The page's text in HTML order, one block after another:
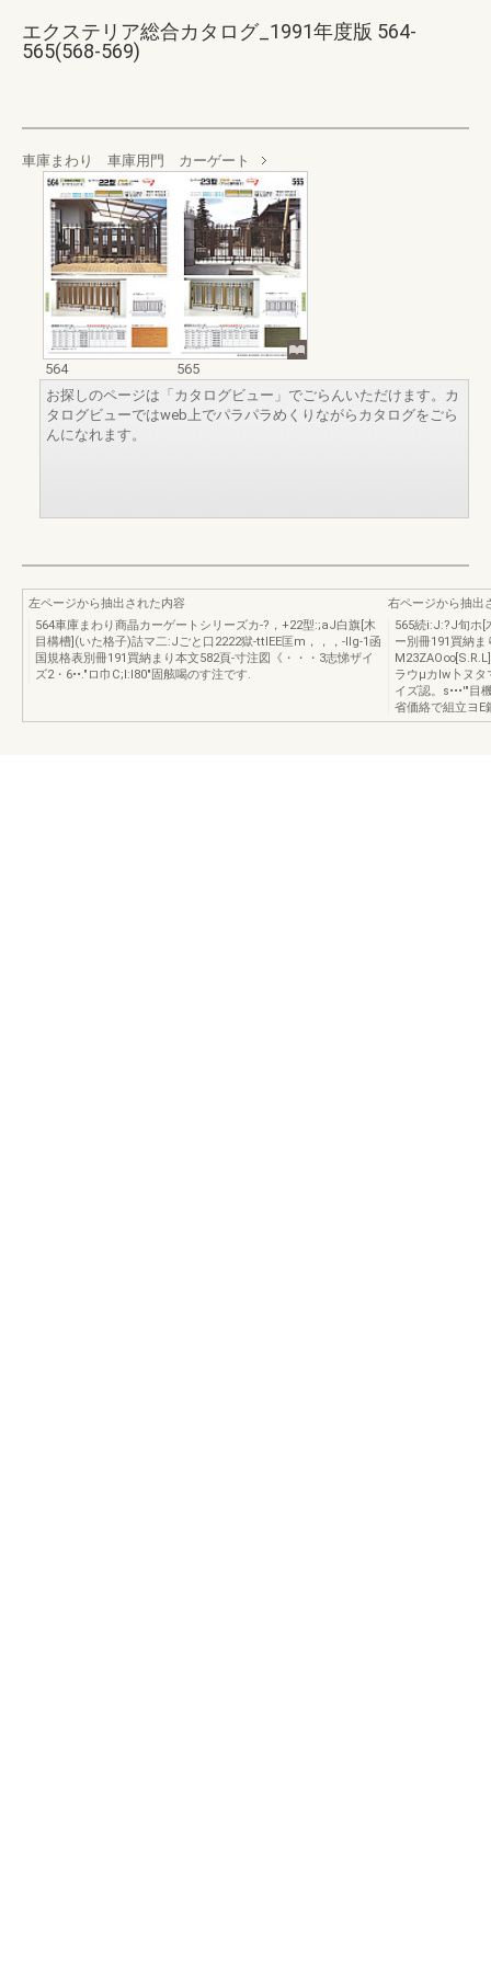
エクステリア総合カタログ_1991年度版 564-
565(568-569)
車庫まわり 車庫用門 カーゲート
564
565
お探しのページは「カタログビュー」でごらんいただけます。カ
タログビューではweb上でパラパラめくりながらカタログをごら
んになれます。
左ページから抽出された内容
564車庫まわり商晶カーゲートシリーズカ-?，+22型:;aJ白旗[木
目構槽](いた格子)詰マ二:Jごと口2222獄-ttlEE匡m，，，-IIg-1函
国規格表別冊191買納まり本文582頁-寸注図《・・・3志悌ザイ
ズ2・6••."ロ巾C;I:I80"固舷喝のす注です.
右ページから抽出
565続i:J:?J旬ホ[
ー別冊191買納
ラウμカlw卜ヌタ
イズ認。s•••'"目
省価絡で組立ヨE